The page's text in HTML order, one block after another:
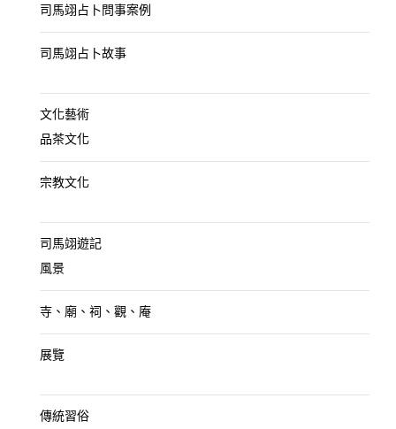
司馬翊占卜問事案例
司馬翊占卜故事
文化藝術
品茶文化
宗教文化
司馬翊遊記
風景
寺、廟、祠、觀、庵
展覽
傳統習俗